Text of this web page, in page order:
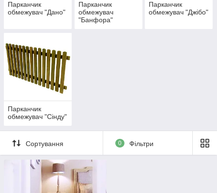
Парканчик
обмежувач "Дано"
Парканчик
обмежувач
"Банфора"
Парканчик
обмежувач "Джібо"
Парканчик
обмежувач "Сінду"
Сортування 0 Фільтри